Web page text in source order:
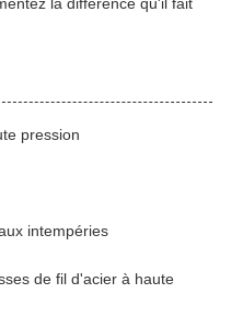
la différence qu'il fait
pression
intempéries
de fil d'acier à haute